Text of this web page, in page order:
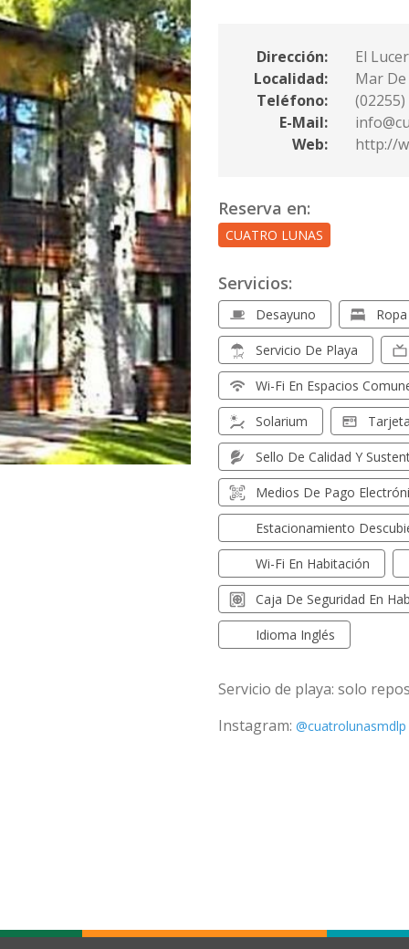
Dirección:
El
Localidad:
Mar
Teléfono:
E-Mail:
Web:
http://
Reserva en:
CUATRO LUNAS
Servicios:
Desayuno
Servicio De Playa
Wi-Fi En Espacios
Solarium
Sello De Calidad Y
Medios De Pago
Estacionamiento
Wi-Fi En Habitación
Caja De Seguridad En
Idioma Inglés
Servicio de playa: solo
Instagram: @cuatrolunasmdlp